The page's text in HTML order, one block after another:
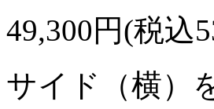
49,300円(税込
サイド（横）